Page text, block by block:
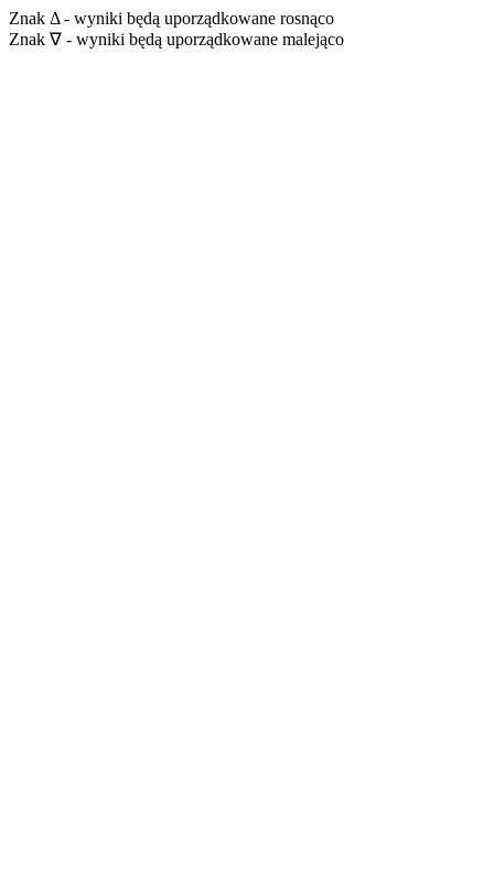
Znak Δ - wyniki będą uporządkowane rosnąco
Znak ∇ - wyniki będą uporządkowane malejąco